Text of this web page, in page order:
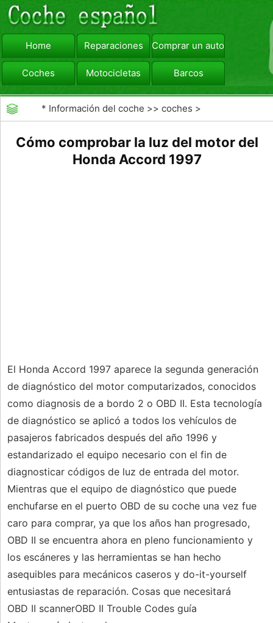
Home Reparaciones Comprar un automóvil
Coches Motocicletas Barcos
viajar Camiones
* Información del coche >>coches >
Cómo comprobar la luz del motor del
Honda Accord 1997
El Honda Accord 1997 aparece la segunda generación
de diagnóstico del motor computarizados, conocidos
como diagnosis de a bordo 2 o OBD II. Esta tecnología
de diagnóstico se aplicó a todos los vehículos de
pasajeros fabricados después del año 1996 y
estandarizado el equipo necesario con el fin de
diagnosticar códigos de luz de entrada del motor.
Mientras que el equipo de diagnóstico que puede
enchufarse en el puerto OBD de su coche una vez fue
caro para comprar, ya que los años han progresado,
OBD II se encuentra ahora en pleno funcionamiento y
los escáneres y las herramientas se han hecho
asequibles para mecánicos caseros y do-it-yourself
entusiastas de reparación. Cosas que necesitará
OBD II scannerOBD II Trouble Codes guía